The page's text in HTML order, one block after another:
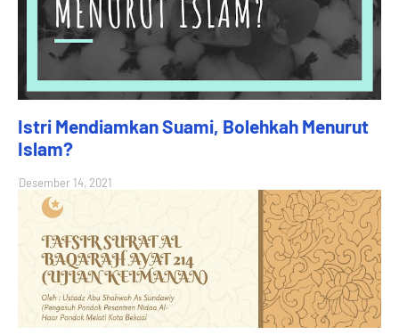
Istri Mendiamkan Suami, Bolehkah Menurut
Islam?
Desember 14, 2021